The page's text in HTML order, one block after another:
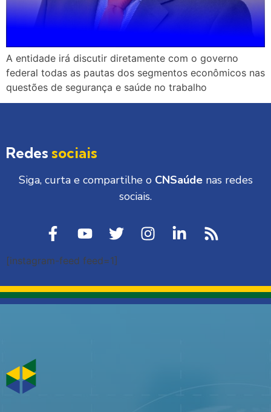
A entidade irá discutir diretamente com o governo
federal todas as pautas dos segmentos econômicos nas
questões de segurança e saúde no trabalho
Redes sociais
Siga, curta e compartilhe o CNSaúdenas redes
sociais.
[instagram-feed feed=1]